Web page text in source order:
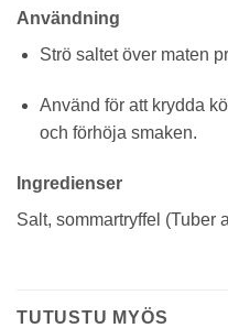
Användning
Strö saltet över maten
Använd för att krydda
och förhöja smaken.
Ingredienser
Salt, sommartryffel (Tuber
TUTUSTU MYÖS